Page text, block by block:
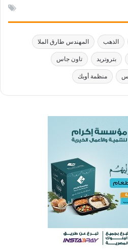
الذهب المهندس طارق الملا
بتروتريد تاون جاس
منظمة أوبك